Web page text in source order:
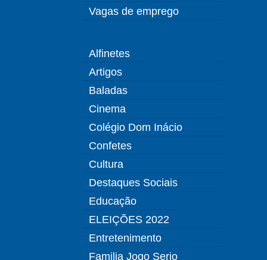
Vagas de emprego
Alfinetes
Artigos
Baladas
Cinema
Colégio Dom Inácio
Confetes
Cultura
Destaques Sociais
Educação
ELEIÇÕES 2022
Entretenimento
Familia Jogo Serio